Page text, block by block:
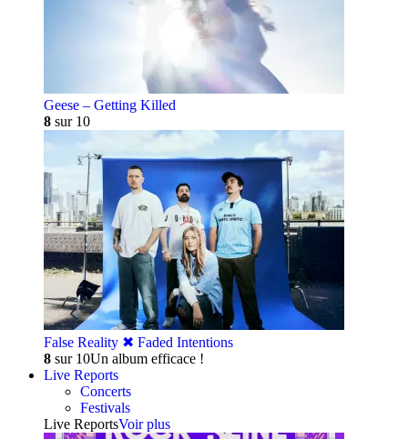
Geese – Getting Killed
8 sur 10
False Reality ✖︎ Faded Intentions
8 sur 10Un album efficace !
Live Reports
Concerts
Festivals
Live ReportsVoir plus